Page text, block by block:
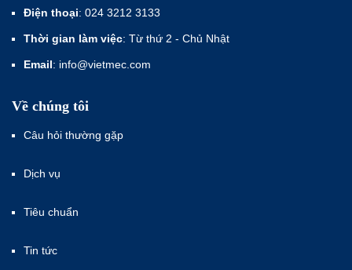
Điện thoại: 024 3212 3133
Thời gian làm việc: Từ thứ 2 - Chủ Nhật
Email: info@vietmec.com
Về chúng tôi
Câu hỏi thường gặp
Dịch vụ
Tiêu chuẩn
Tin tức